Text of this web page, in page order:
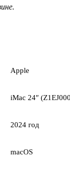
Apple
iMac 24″
2024 год
macOS